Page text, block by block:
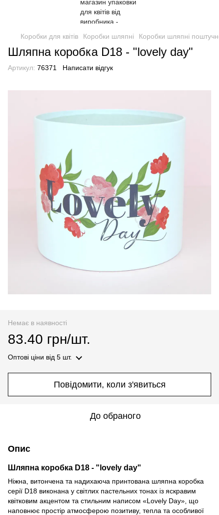
Коробки для квітів Коробки шляпні Коробки шляпні
Шляпна коробка D18 - "lovely day"
Артикул: 76371 Написати відгук
Немає в наявності
83.40 грн/шт.
Оптові ціни від 5 шт.
Повідомити, коли з'явиться
До обраного
Опис
Шляпна коробка D18 - "lovely day"
Ніжна, витончена та надихаюча принтована шляпна коробка
серії D18 виконана у світлих пастельних тонах із яскравим
квітковим акцентом та стильним написом «Lovely Day», що
наповнює простір атмосферою позитиву, тепла та особливої